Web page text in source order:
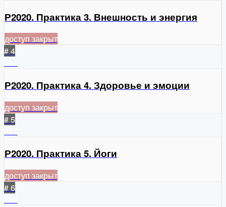
Р2020. Практика 3. Внешность и энергия
доступ закрыт
# 4
Р2020. Практика 4. Здоровье и эмоции
доступ закрыт
# 5
Р2020. Практика 5. Йоги
доступ закрыт
# 6